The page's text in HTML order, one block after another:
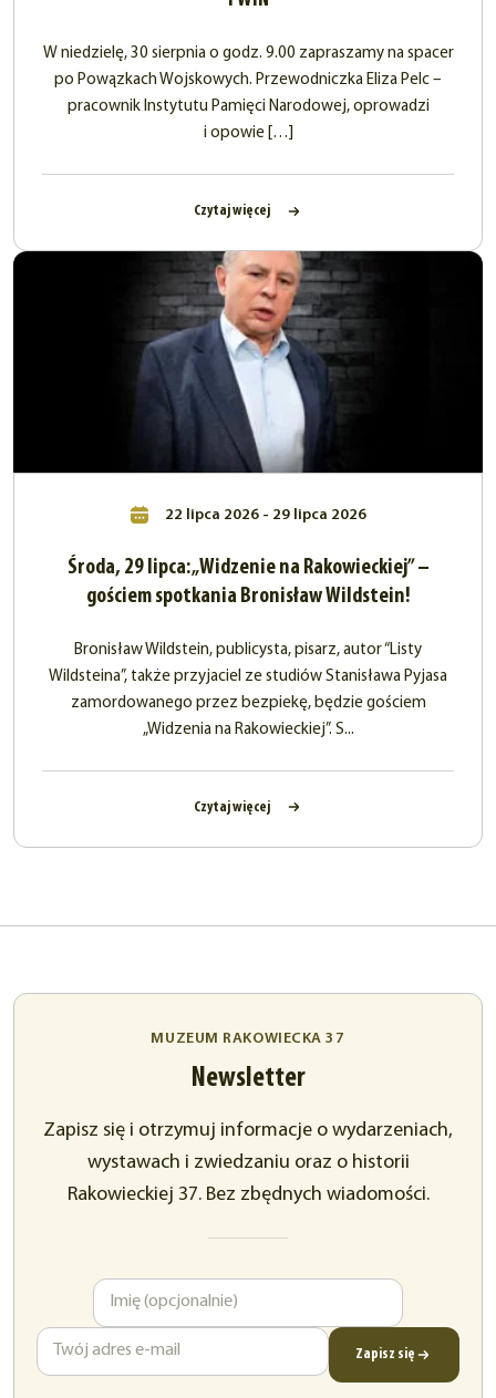
W niedzielę, 30 sierpnia o godz. 9.00 zapraszamy na spacer
po Powązkach Wojskowych. Przewodniczka Eliza Pelc –
pracownik Instytutu Pamięci Narodowej, oprowadzi
i opowie […]
Czytaj więcej
22 lipca 2026 - 29 lipca 2026
Środa, 29 lipca: „Widzenie na Rakowieckiej” –
gościem spotkania Bronisław Wildstein!
Bronisław Wildstein, publicysta, pisarz, autor “Listy
Wildsteina”, także przyjaciel ze studiów Stanisława Pyjasa
zamordowanego przez bezpiekę, będzie gościem
„Widzenia na Rakowieckiej”. S...
Czytaj więcej
MUZEUM RAKOWIECKA 37
Newsletter
Zapisz się i otrzymuj informacje o wydarzeniach,
wystawach i zwiedzaniu oraz o historii
Rakowieckiej 37. Bez zbędnych wiadomości.
Zapisz się